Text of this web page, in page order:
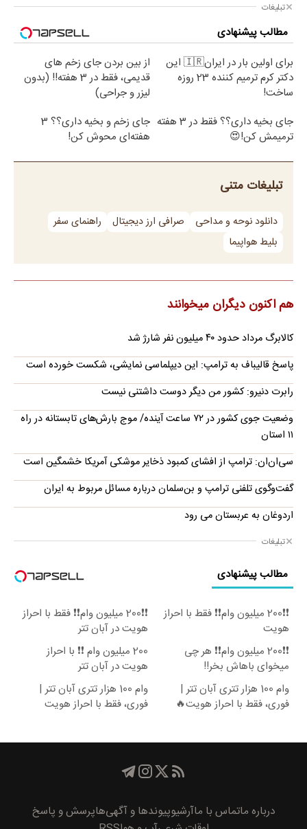
تبلیغات
مطالب پیشنهادی
برای اولین بار در ایران🇮🇷 این
دکتر کرم ترمیم کننده 23 روزه
ساخت!
از بین بردن جای زخم های
قدیمی، فقط در 3 هفته!! (بدون
لیزر و جراحی)
جای بخیه داری؟؟ فقط در 3 هفته
ترمیمش کن!😍
جای زخم و بخیه داری؟؟ 3
هفته‌ای محوش کن!
تبلیغات متنی
دانلود نوحه و مداحی صرافی ارز دیجیتال
راهنمای سفر
بلیط هواپیما
هم اکنون دیگران میخوانند
کالابرگ مرداد حدود ۴۰‌ میلیون نفر شارژ شد
پاسخ قالیباف به ترامپ: این دیپلماسی نمایشی، شکست خورده است
رابرت دنیرو: کشور من دیگر دوست داشتنی نیست
وضعیت جوی کشور در ۷۲ ساعت آینده/ موج بارش‌های تابستانه در راه
۱۱ استان
سی‌ان‌ان: ترامپ از افشای کمبود ذخایر موشکی آمریکا خشمگین است
گفت‌وگوی تلفنی ترامپ و بن‌سلمان درباره مسائل مربوط به ایران
اردوغان به عربستان می رود
تبلیغات
مطالب پیشنهادی
❗❗200 میلیون وام❗❗ فقط با احراز
هویت
❗❗200 میلیون وام❗❗ فقط با احراز
هویت در آبان تتر
❗❗200 میلیون وام❗❗ هر چی
میخوای باهاش بخر!!
200 میلیون وام ❗❗ با احراز
هویت در آبان تتر
وام 100 هزار تتری آبان تتر |
فوری، فقط با احراز هویت🔥
وام 100 هزار تتری آبان تتر |
فوری، فقط با احراز هویت
درباره ماتماس با ماآرشیوپیوند‌ها و آگهی‌هاپرسش و پاسخ